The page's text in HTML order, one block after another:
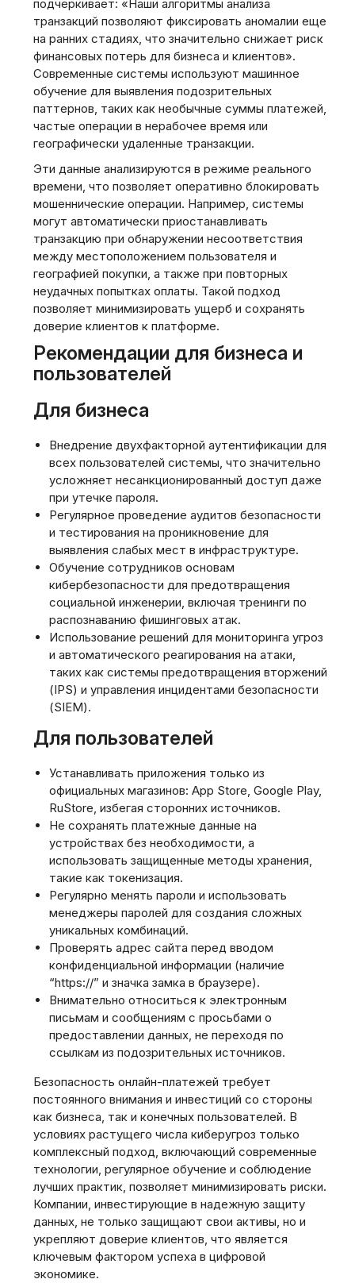
подчеркивает: «Наши алгоритмы анализа
транзакций позволяют фиксировать аномалии еще
на ранних стадиях, что значительно снижает риск
финансовых потерь для бизнеса и клиентов».
Современные системы используют машинное
обучение для выявления подозрительных
паттернов, таких как необычные суммы платежей,
частые операции в нерабочее время или
географически удаленные транзакции.
Эти данные анализируются в режиме реального
времени, что позволяет оперативно блокировать
мошеннические операции. Например, системы
могут автоматически приостанавливать
транзакцию при обнаружении несоответствия
между местоположением пользователя и
географией покупки, а также при повторных
неудачных попытках оплаты. Такой подход
позволяет минимизировать ущерб и сохранять
доверие клиентов к платформе.
Рекомендации для бизнеса и
пользователей
Для бизнеса
Внедрение двухфакторной аутентификации для
всех пользователей системы, что значительно
усложняет несанкционированный доступ даже
при утечке пароля.
Регулярное проведение аудитов безопасности
и тестирования на проникновение для
выявления слабых мест в инфраструктуре.
Обучение сотрудников основам
кибербезопасности для предотвращения
социальной инженерии, включая тренинги по
распознаванию фишинговых атак.
Использование решений для мониторинга угроз
и автоматического реагирования на атаки,
таких как системы предотвращения вторжений
(IPS) и управления инцидентами безопасности
(SIEM).
Для пользователей
Устанавливать приложения только из
официальных магазинов: App Store, Google Play,
RuStore, избегая сторонних источников.
Не сохранять платежные данные на
устройствах без необходимости, а
использовать защищенные методы хранения,
такие как токенизация.
Регулярно менять пароли и использовать
менеджеры паролей для создания сложных
уникальных комбинаций.
Проверять адрес сайта перед вводом
конфиденциальной информации (наличие
“https://” и значка замка в браузере).
Внимательно относиться к электронным
письмам и сообщениям с просьбами о
предоставлении данных, не переходя по
ссылкам из подозрительных источников.
Безопасность онлайн-платежей требует
постоянного внимания и инвестиций со стороны
как бизнеса, так и конечных пользователей. В
условиях растущего числа киберугроз только
комплексный подход, включающий современные
технологии, регулярное обучение и соблюдение
лучших практик, позволяет минимизировать риски.
Компании, инвестирующие в надежную защиту
данных, не только защищают свои активы, но и
укрепляют доверие клиентов, что является
ключевым фактором успеха в цифровой
экономике.